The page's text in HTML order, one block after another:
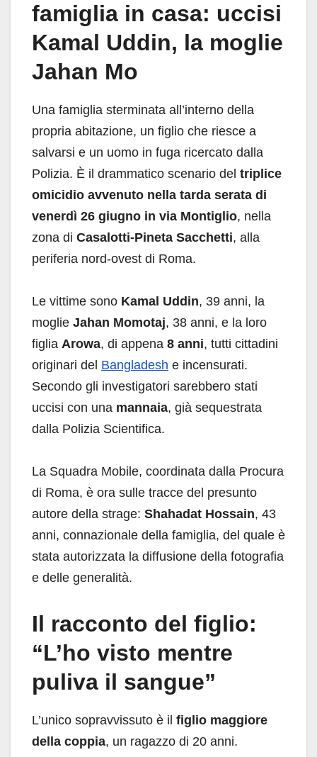
famiglia in casa: uccisi
Kamal Uddin, la moglie
Jahan Mo
Una famiglia sterminata all’interno della
propria abitazione, un figlio che riesce a
salvarsi e un uomo in fuga ricercato dalla
Polizia. È il drammatico scenario del triplice
omicidio avvenuto nella tarda serata di
venerdì 26 giugno in via Montiglio, nella
zona di Casalotti-Pineta Sacchetti, alla
periferia nord-ovest di Roma.
Le vittime sono Kamal Uddin, 39 anni, la
moglie Jahan Momotaj, 38 anni, e la loro
figlia Arowa, di appena 8 anni, tutti cittadini
originari del Bangladesh e incensurati.
Secondo gli investigatori sarebbero stati
uccisi con una mannaia, già sequestrata
dalla Polizia Scientifica.
La Squadra Mobile, coordinata dalla Procura
di Roma, è ora sulle tracce del presunto
autore della strage: Shahadat Hossain, 43
anni, connazionale della famiglia, del quale è
stata autorizzata la diffusione della fotografia
e delle generalità.
Il racconto del figlio:
“L’ho visto mentre
puliva il sangue”
L’unico sopravvissuto è il figlio maggiore
della coppia, un ragazzo di 20 anni.